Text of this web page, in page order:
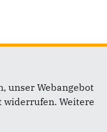
unser Webangebot
Weitere